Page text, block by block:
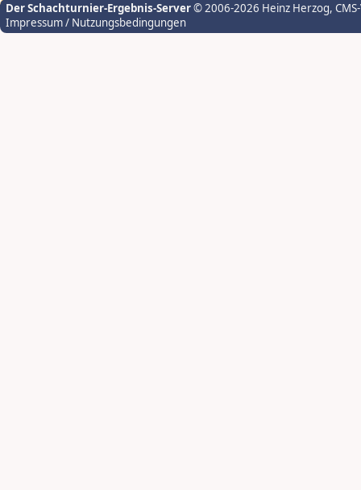
Der Schachturnier-Ergebnis-Server© 2006-2026 Heinz Herzog,
Impressum / Nutzungsbedingungen